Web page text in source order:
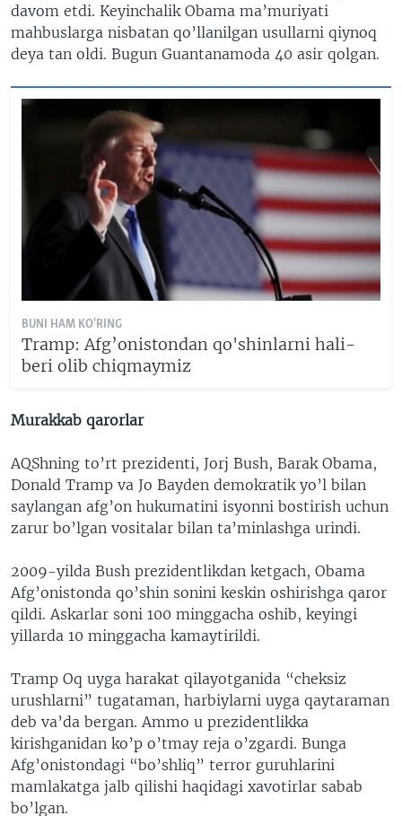
davom etdi. Keyinchalik Obama ma’muriyati
mahbuslarga nisbatan qo’llanilgan usullarni qiynoq
deya tan oldi. Bugun Guantanamoda 40 asir qolgan.
BUNI HAM KO'RING
Tramp: Afg’onistondan qo'shinlarni hali-
beri olib chiqmaymiz
Murakkab qarorlar
AQShning to’rt prezidenti, Jorj Bush, Barak Obama,
Donald Tramp va Jo Bayden demokratik yo’l bilan
saylangan afg’on hukumatini isyonni bostirish uchun
zarur bo’lgan vositalar bilan ta’minlashga urindi.
2009-yilda Bush prezidentlikdan ketgach, Obama
Afg’onistonda qo’shin sonini keskin oshirishga qaror
qildi. Askarlar soni 100 minggacha oshib, keyingi
yillarda 10 minggacha kamaytirildi.
Tramp Oq uyga harakat qilayotganida “cheksiz
urushlarni” tugataman, harbiylarni uyga qaytaraman
deb va’da bergan. Ammo u prezidentlikka
kirishganidan ko’p o’tmay reja o’zgardi. Bunga
Afg’onistondagi “bo’shliq” terror guruhlarini
mamlakatga jalb qilishi haqidagi xavotirlar sabab
bo’lgan.